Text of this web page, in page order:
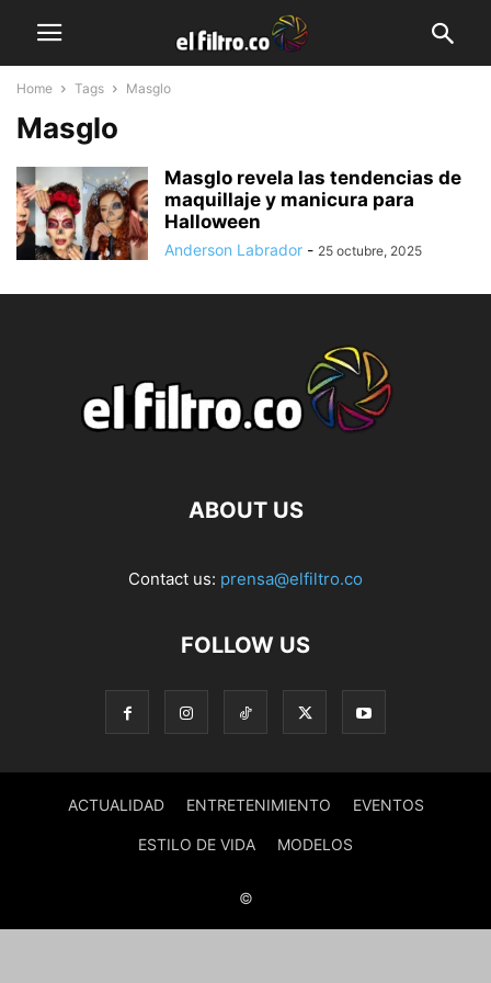
Home Tags Masglo
Masglo
Masglo revela las tendencias de
maquillaje y manicura para
Halloween
Anderson Labrador - 25 octubre, 2025
ABOUT US
Contact us: prensa@elfiltro.co
FOLLOW US
ACTUALIDAD ENTRETENIMIENTO EVENTOS
ESTILO DE VIDA MODELOS
©